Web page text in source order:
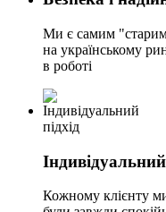
Ми є самим
на українському
в роботі
Індивідуальний
Кожному клієнту